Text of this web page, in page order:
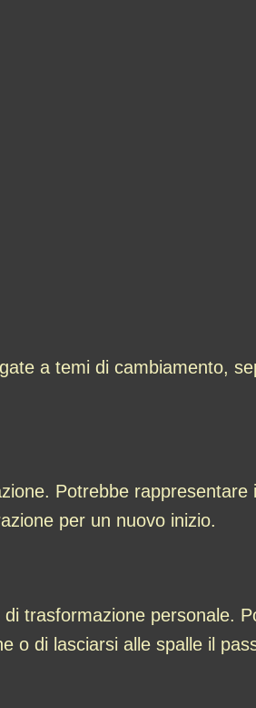
a temi di cambiamento,
Potrebbe rappresentare
per un nuovo inizio.
trasformazione personale.
o di lasciarsi alle spalle il